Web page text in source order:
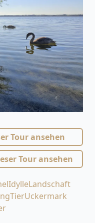
Tour ansehen
Tour ansehen
IdylleLandschaft
TierUckermark